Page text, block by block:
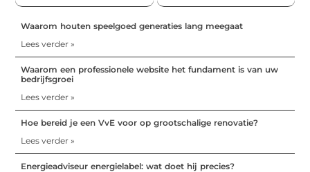
Waarom houten speelgoed generaties lang meegaat
Lees verder »
Waarom een professionele website het fundament is van uw
bedrijfsgroei
Lees verder »
Hoe bereid je een VvE voor op grootschalige renovatie?
Lees verder »
Energieadviseur energielabel: wat doet hij precies?